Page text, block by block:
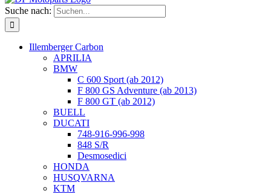
Suche nach:
Illemberger Carbon
APRILIA
BMW
C 600 Sport (ab 2012)
F 800 GS Adventure (ab 2013)
F 800 GT (ab 2012)
BUELL
DUCATI
748-916-996-998
848 S/R
Desmosedici
HONDA
HUSQVARNA
KTM